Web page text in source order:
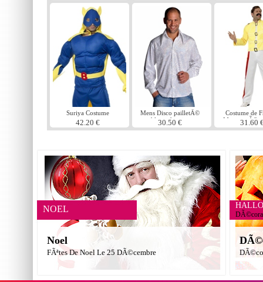
Suriya Costume
42.20 €
Mens Disco pailletÃ©
blanc chemise
30.50 €
Costume de
Mercury31.60
NOEL
Noel
FÃªtes De Noel Le 25 DÃ©cembre